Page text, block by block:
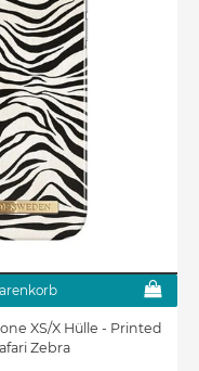
XS/X Hülle - Printed
Zebra